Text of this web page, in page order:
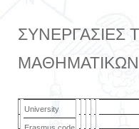
ΣΥΝΕΡΓΑΣΊΕΣ
ΜΑΘΗΜΑΤΙΚΏΝ
University